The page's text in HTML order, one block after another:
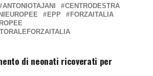
ANTONIOTAJANI
CENTRODESTRA
EPP
FORZAITALIA
di neonati ricoverati per